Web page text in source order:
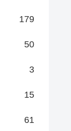
179
50
3
15
61